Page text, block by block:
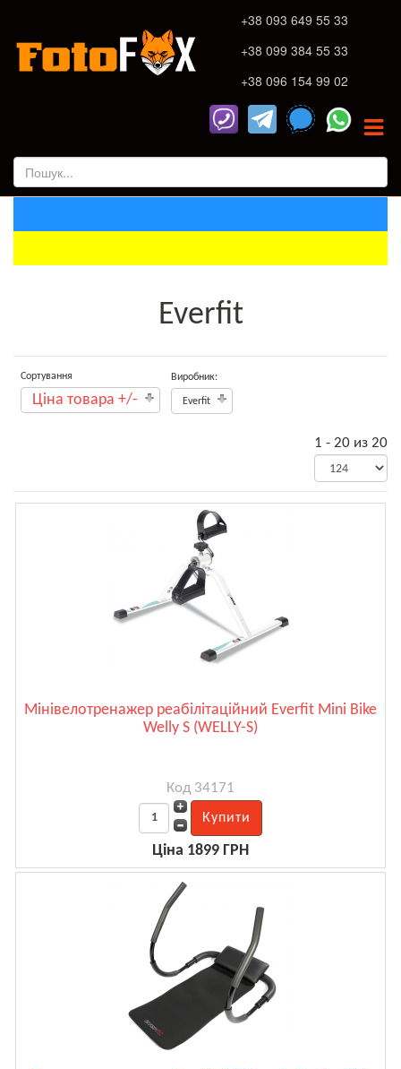
+38 093 649 55 33
+38 099 384 55 33
+38 096 154 99 02
Everfit
Сортування
Ціна товара +/-
Виробник:
Everfit
1 - 20 из 20
Мінівелотренажер реабілітаційний Everfit Mini Bike
Welly S (WELLY-S)
Код 34171
Ціна 1899 ГРН